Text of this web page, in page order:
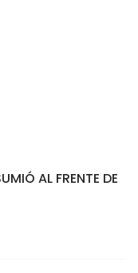
AL FRENTE DE